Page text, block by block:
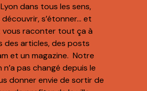
dans tous les sens,
s’étonner… et
raconter tout ça à
des articles, des posts
et un magazine. Notre
pas changé depuis le
donner envie de sortir de